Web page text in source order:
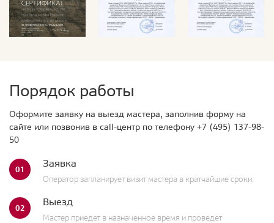
Порядок работы
Оформите заявку на выезд мастера, заполнив форму на
сайте или позвонив в call-центр по телефону +7 (495) 137-98-
50
01 Заявка
Оператор запланирует визит мастера в кратчайшие сроки.
02 Выезд
Мастер приедет в назначенное время и проведет